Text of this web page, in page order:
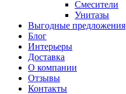
Смесители
Унитазы
Выгодные предложения
Блог
Интерьеры
Доставка
О компании
Отзывы
Контакты